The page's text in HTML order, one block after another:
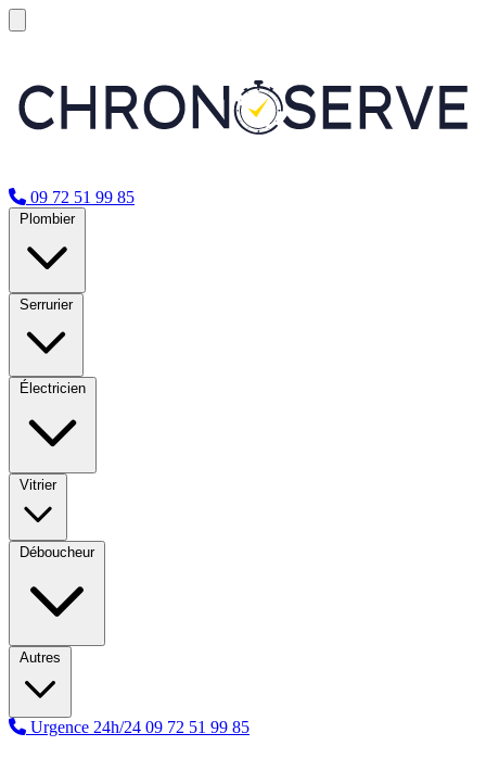
09 72 51 99 85
Plombier
Serrurier
Électricien
Vitrier
Déboucheur
Autres
Urgence 24h/24 09 72 51 99 85